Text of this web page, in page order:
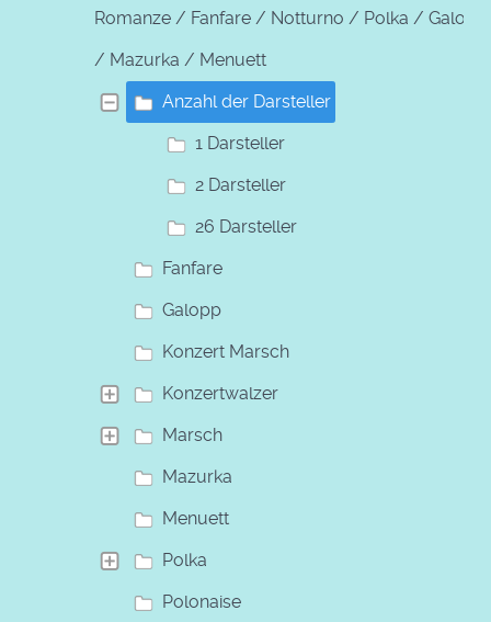
Romanze / Fanfare / Notturno / Polka / Galopp
/ Mazurka / Menuett
Anzahl der Darsteller
1 Darsteller
2 Darsteller
26 Darsteller
Fanfare
Galopp
Konzert Marsch
Konzertwalzer
Marsch
Mazurka
Menuett
Polka
Polonaise